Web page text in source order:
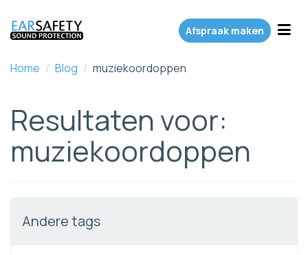
Afspraak maken
Home / Blog / muziekoordoppen
Resultaten voor:
muziekoordoppen
Andere tags